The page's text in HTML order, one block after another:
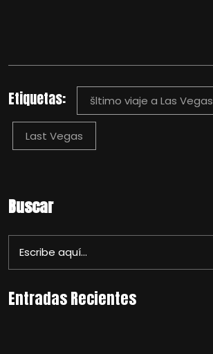
Etiquetas: šltimo viaje a Las Vegas
Last Vegas
Buscar
Entradas Recientes